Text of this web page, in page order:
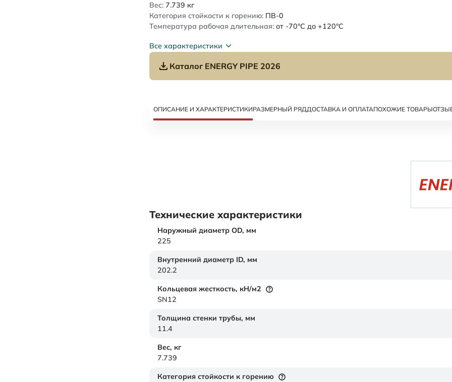
Вес: 7.739 кг
Категория стойкости к горению: ПВ-0
Температура рабочая длительная: от -70°C до +120°C
Все характеристики
Каталог ENERGY PIPE 2026
ОПИСАНИЕ И ХАРАКТЕРИСТИКИРАЗМЕРНЫЙ РЯДДОСТАВКА И ОПЛАТАПОХОЖИЕ ТОВАРЫ
Технические характеристики
Наружный диаметр OD, мм
225
Внутренний диаметр ID, мм
202.2
Кольцевая жесткость, кН/м2
SN12
Толщина стенки трубы, мм
11.4
Вес, кг
7.739
Категория стойкости к горению